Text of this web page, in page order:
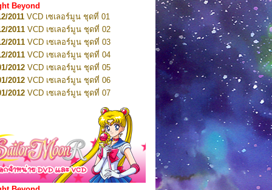
2016DVD เซเลอร์มูน คริสตัล VOL.2
2016 DVD เซเลอร์มูน คริสตัล VOL.3
2016 DVD เซเลอร์มูน คริสตัล VOL.4
2016 DVD เซเลอร์มูน คริสตัล VOL.5
2016 DVD เซเลอร์มูน คริสตัล VOL.6
2016DVD เซเลอร์มูน คริสตัล VOL.7
2016DVD เซเลอร์มูน คริสตัล VOL.8
2017 DVD เซเลอร์มูน คริสตัล Box-Set
Beyond
2011 VCD เซเลอร์มูน ชุดที่ 01
2011 VCD เซเลอร์มูน ชุดที่ 02
2011 VCD เซเลอร์มูน ชุดที่ 03
2011 VCD เซเลอร์มูน ชุดที่ 04
2012 VCD เซเลอร์มูน ชุดที่ 05
2012 VCD เซเลอร์มูน ชุดที่ 06
2012 VCD เซเลอร์มูน ชุดที่ 07
VCD เซเลอร์มูน ชุดที่ 08
VCD เซเลอร์มูน ชุดที่ 09
VCD เซเลอร์มูน ชุดที่ 10
2012VCD เซเลอร์มูน ชุดที่ 11
2012VCD เซเลอร์มูน ชุดที่ 12
2012VCD เซเลอร์มูน ชุดที่ 13
2012VCD เซเลอร์มูน ชุดที่ 14